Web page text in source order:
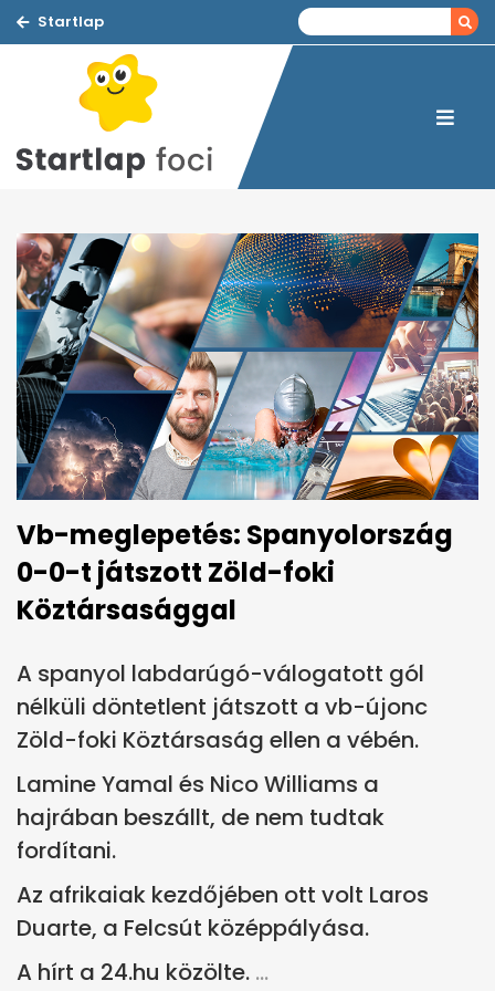
Startlap
Vb-meglepetés: Spanyolország
0-0-t játszott Zöld-foki
Köztársasággal
A spanyol labdarúgó-válogatott gól
nélküli döntetlent játszott a vb-újonc
Zöld-foki Köztársaság ellen a vébén.
Lamine Yamal és Nico Williams a
hajrában beszállt, de nem tudtak
fordítani.
Az afrikaiak kezdőjében ott volt Laros
Duarte, a Felcsút középpályása.
A hírt a 24.hu közölte.